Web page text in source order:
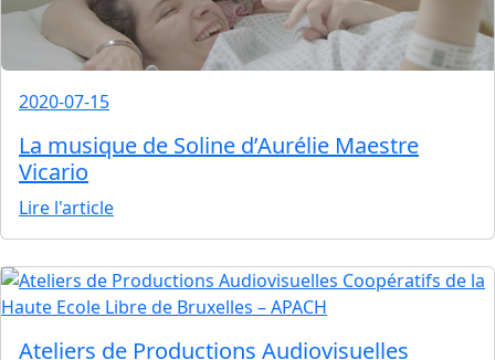
2020-07-15
La musique de Soline d’Aurélie Maestre
Vicario
Lire l'article
Ateliers de Productions Audiovisuelles